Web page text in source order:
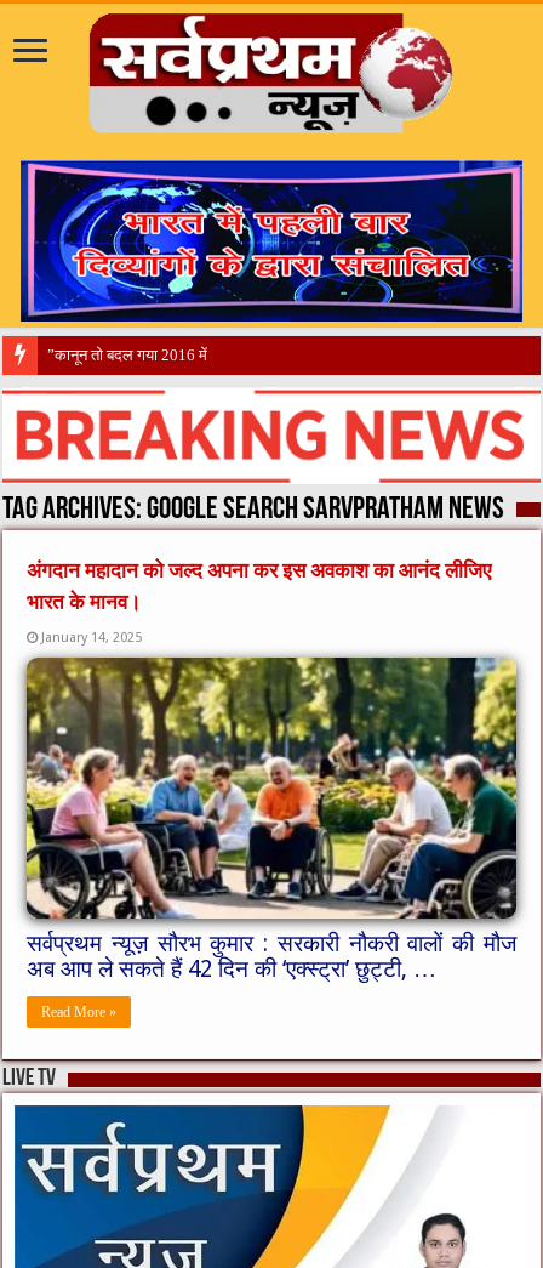
​”कानून तो बदल गया 2016 में, दिव्यांगों के हाल
Tag Archives:Google search sarvpratham news
अंगदान महादान को जल्द अपना कर इस अवकाश का आनंद लीजिए
भारत के मानव।
January 14, 2025
सर्वप्रथम न्यूज़ सौरभ कुमार : सरकारी नौकरी वालों की मौज
अब आप ले सकते हैं 42 दिन की ‘एक्स्ट्रा’ छुट्टी, …
Read More »
live tv